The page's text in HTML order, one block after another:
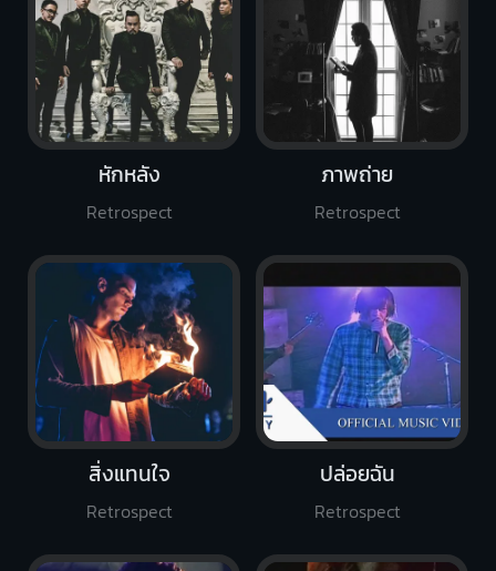
ปล่อยฉัน
Retrospect
หักหลัง
Retrospect
สิ่งแทนใจ
Retrospect
ภาพถ่าย
Retrospect